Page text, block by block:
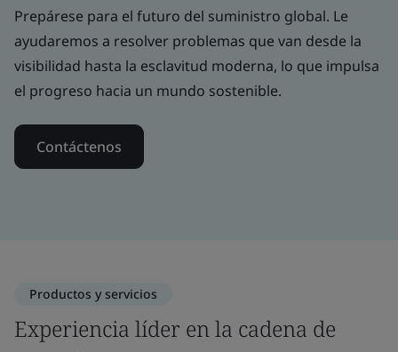
Prepárese para el futuro del suministro global. Le
ayudaremos a resolver problemas que van desde la
visibilidad hasta la esclavitud moderna, lo que impulsa
el progreso hacia un mundo sostenible.
Contáctenos
Productos y servicios
Experiencia líder en la cadena de